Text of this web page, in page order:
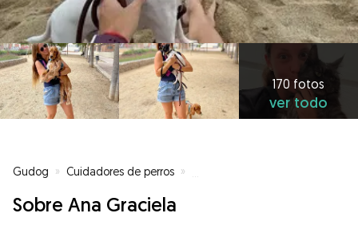
170 fotos
ver todo
Gudog » Cuidadores de perros »
Sobre Ana Graciela